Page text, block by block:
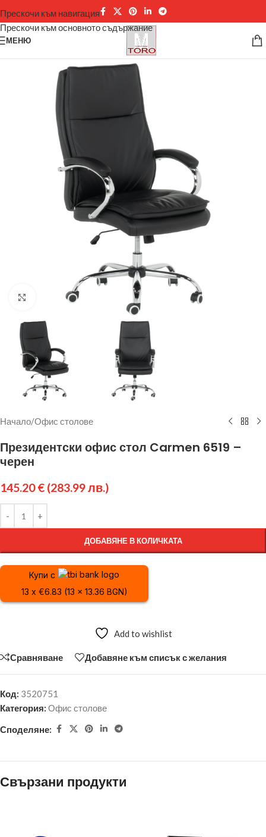
Прескочи към навигация
Прескочи към основното съдържание
МЕНЮ
Щракнете за уголемяване
Начало/Офис столове
Президентски офис стол Carmen 6519 –
черен
145.20€ (283.99 лв.)
ДОБАВЯНЕ В КОЛИЧКАТА
Купи с
13 x €6.83 (13 x 13.36 BGN)
Add to wishlist
Сравняване Добавяне към списък с желания
Код: 3520751
Категория: Офис столове
Споделяне:
Свързани продукти